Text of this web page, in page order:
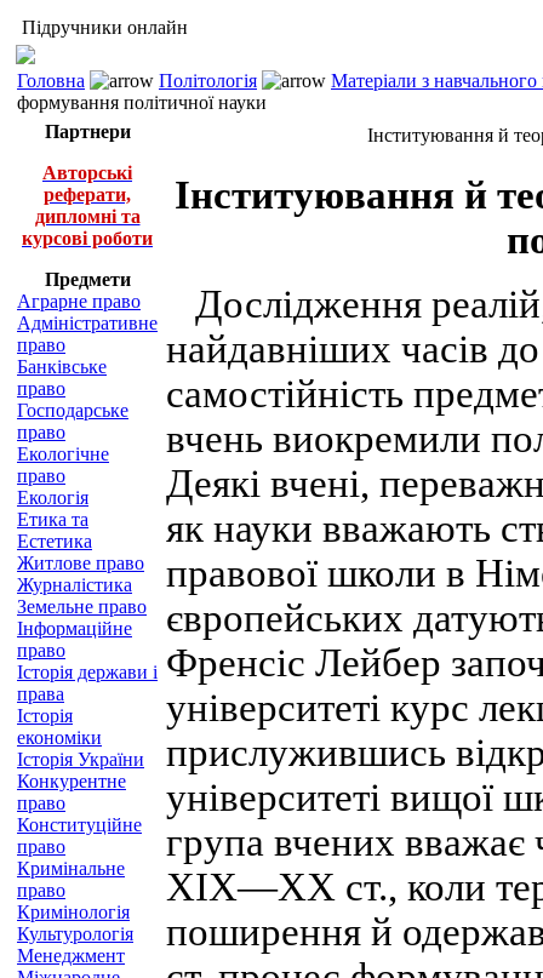
Підручники онлайн
Головна Політологія
Матеріали з
формування політичної науки
Партнери
Авторські
реферати,
дипломні та
курсові роботи
Предмети
Аграрне право
Адміністративне
право
Банківське
право
Господарське
право
Екологічне
право
Екологія
Етика та
Естетика
Житлове право
Журналістика
Земельне право
Інформаційне
право
Історія держави і
права
Історія
економіки
Історія України
Конкурентне
право
Конституційне
право
Кримінальне
право
Кримінологія
Культурологія
Менеджмент
Інституювання й
Інституювання й
Дослідження
найдавніших часів
самостійність
вчень виокремили
Деякі вчені,
як науки вважають
правової школи в
європейських
Френсіс Лейбер
університеті курс
прислужившись
університеті вищої
група вчених вважає
XIX—XX ст., коли
поширення й